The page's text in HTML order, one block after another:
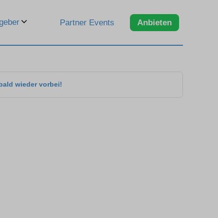
Partner Events Anbieten
wieder vorbei!